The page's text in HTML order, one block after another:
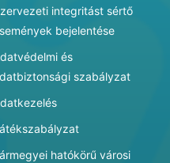
integritást sértő
bejelentése
és
szabályzat
hatókörű városi